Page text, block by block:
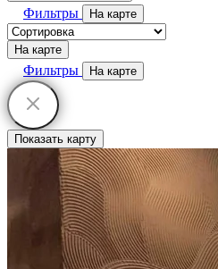
Фильтры На карте
На карте
Фильтры На карте
Показать карту